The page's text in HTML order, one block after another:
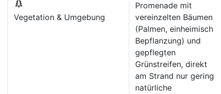
Vegetation & Umgebung
Promenade mit
vereinzelten Bäumen
(Palmen, einheimische
Bepflanzung) und
gepflegten
Grünstreifen, direkt
am Strand nur geringe
natürliche